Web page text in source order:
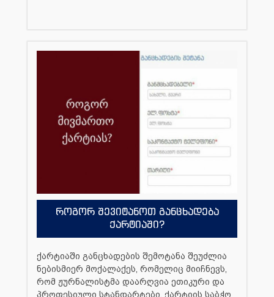
როგორ შევიტანოთ განცხადება
ქარტიაში?
ქარტიაში განცხადების შემოტანა შეუძლია
ნებისმიერ მოქალაქეს, რომელიც მიიჩნევს,
რომ ჟურნალისტმა დაარღვია ეთიკური და
პროფესიული სტანდარტები. ქარტიის საბჭო